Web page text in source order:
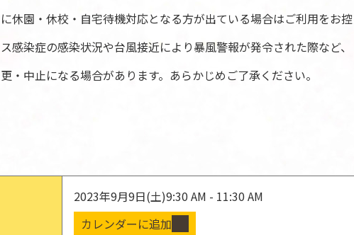
休園・休校・自宅待機対応となる方が出ている場合はご利用をお控
感染症の感染状況や台風接近により暴風警報が発令された際など、
・中止になる場合があります。あらかじめご了承ください。
2023年9月9日(土)9:30 AM - 11:30 AM
カレンダーに追加